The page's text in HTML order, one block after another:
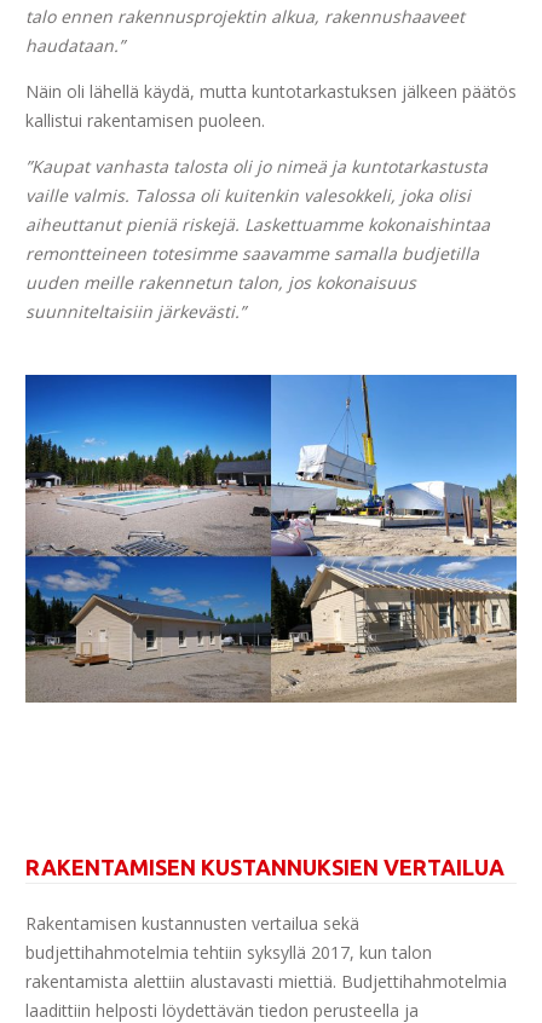
talo ennen rakennusprojektin alkua, rakennushaaveet
haudataan.”
Näin oli lähellä käydä, mutta kuntotarkastuksen jälkeen päätös
kallistui rakentamisen puoleen.
”Kaupat vanhasta talosta oli jo nimeä ja kuntotarkastusta
vaille valmis. Talossa oli kuitenkin valesokkeli, joka olisi
aiheuttanut pieniä riskejä. Laskettuamme kokonaishintaa
remontteineen totesimme saavamme samalla budjetilla
uuden meille rakennetun talon, jos kokonaisuus
suunniteltaisiin järkevästi.”
RAKENTAMISEN KUSTANNUKSIEN VERTAILUA
Rakentamisen kustannusten vertailua sekä
budjettihahmotelmia tehtiin syksyllä 2017, kun talon
rakentamista alettiin alustavasti miettiä. Budjettihahmotelmia
laadittiin helposti löydettävän tiedon perusteella ja